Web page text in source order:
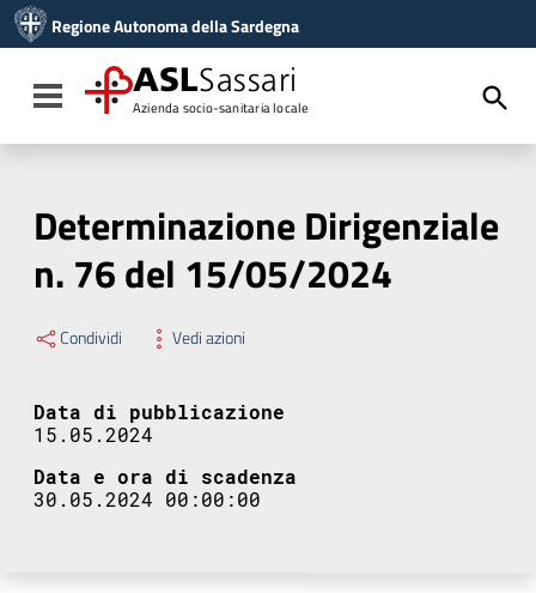
Vai al menu di navigazione
Vai al footer
Regione Autonoma della Sardegna
Toggle navigation
ASLSassari
Azienda socio-sanitaria locale
Determinazione Dirigenziale
n. 76 del 15/05/2024
Condividi Vedi azioni
Data di pubblicazione
15.05.2024
Data e ora di scadenza
30.05.2024 00:00:00